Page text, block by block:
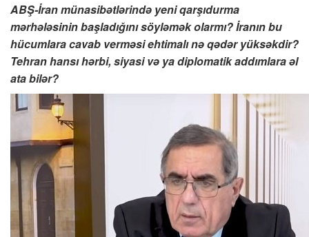
ABŞ-İran münasibətlərində yeni qarşıdurma
mərhələsinin başladığını söyləmək olarmı? İranın bu
hücumlara cavab verməsi ehtimalı nə qədər yüksəkdir?
Tehran hansı hərbi, siyasi və ya diplomatik addımlara əl
ata bilər?